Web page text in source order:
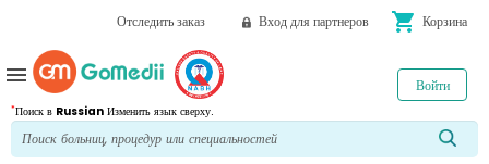
Отследить заказ Вход для партнеров shopping_cart Корзина
*Поиск в Russian Изменить язык сверху.
Войти
menu